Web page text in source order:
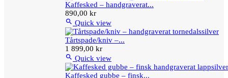
Kaffesked – handgraverat...
890,00 kr
 Quick view
Tårtspade/kniv –...
1 899,00 kr
 Quick view
Kaffesked gubbe – finsk...